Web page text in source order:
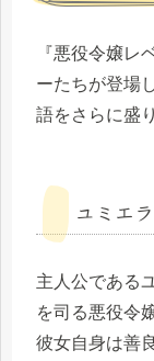
『悪役令嬢レ
ーたちが登場
語をさらに盛
ユミエ
主人公である
を司る悪役令
彼女自身は善